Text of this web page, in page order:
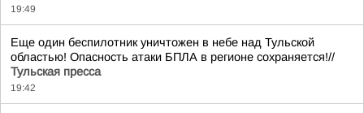
19:49
Еще один беспилотник уничтожен в небе над Тульской
областью! Опасность атаки БПЛА в регионе сохраняется!//
Тульская пресса
19:42